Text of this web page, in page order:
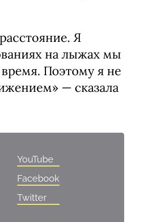
Я
на лыжах мы
Поэтому я не
— сказала
YouTube
Facebook
Twitter